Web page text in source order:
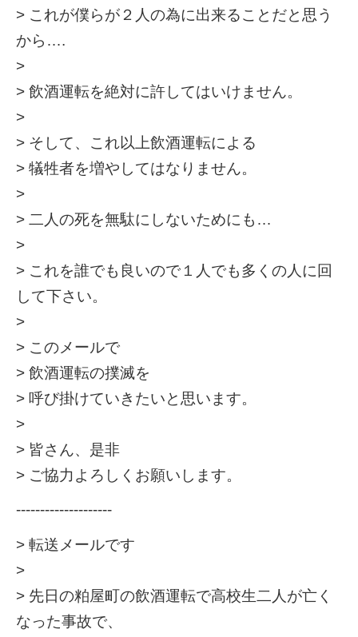
> これが僕らが２人の為に出来ることだと思う
から….
>
> 飲酒運転を絶対に許してはいけません。
>
> そして、これ以上飲酒運転による
> 犠牲者を増やしてはなりません。
>
> 二人の死を無駄にしないためにも…
>
> これを誰でも良いので１人でも多くの人に回
して下さい。
>
> このメールで
> 飲酒運転の撲滅を
> 呼び掛けていきたいと思います。
>
> 皆さん、是非
> ご協力よろしくお願いします。
--------------------
> 転送メールです
>
> 先日の粕屋町の飲酒運転で高校生二人が亡く
なった事故で、